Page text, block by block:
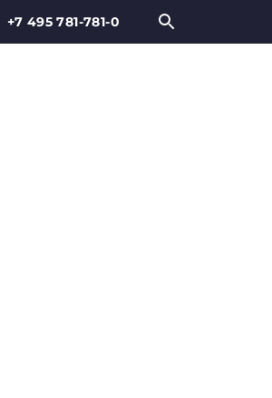
+7 495 781-781-0